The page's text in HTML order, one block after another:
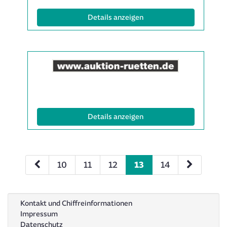
Details anzeigen(ID: 2027625)
der
|
Info:
Details anzeigen(ID: 1997079)
10 11 12 13 14
Kontakt und Chiffreinformationen
Impressum
Datenschutz